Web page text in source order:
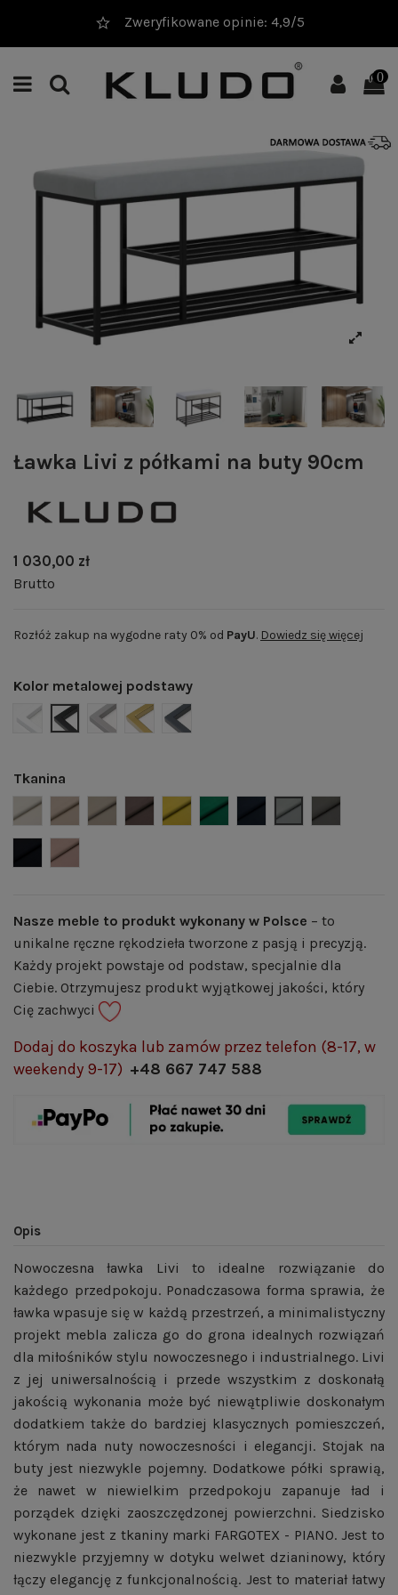
Zweryfikowane opinie: 4,9/5
0
Ławka Livi z półkami na buty 90cm
1 030,00 zł
Brutto
Rozłóż zakup na wygodne raty 0% od PayU. Dowiedz się więcej
Kolor metalowej podstawy
BIAŁY MAT | RAL 9003
CZARNY MAT | RAL 9005
SZARY MAT | RAL 7004
ZŁOTY POŁYSK | RAL 1036
GRAFITOWY MAT | RAL 7024
Tkanina
Welwet 02 - jasny beż
Welwet 03 - beż
Welwet 04 - ciemny beż
Welwet 05 - brąz
Welwet 07- musztardowy
Welwet 08 - butelkowa
Welwet 12 - granat
Welwet 14 -
Welwet 15
Welwet 16 - czarny
Welwet 22 - pudrowy róż
Nasze meble to produkt wykonany w Polsce – to
unikalne ręczne rękodzieła tworzone z pasją i precyzją.
Każdy projekt powstaje od podstaw, specjalnie dla
Ciebie. Otrzymujesz produkt wyjątkowej jakości, który
Cię zachwyci
Dodaj do koszyka lub zamów przez telefon (8-17, w
weekendy 9-17) +48 667 747 588
Opis
Nowoczesna ławka Livi to idealne rozwiązanie do
każdego przedpokoju. Ponadczasowa forma sprawia, że
ławka wpasuje się w każdą przestrzeń, a minimalistyczny
projekt mebla zalicza go do grona idealnych rozwiązań
dla miłośników stylu nowoczesnego i industrialnego. Livi
z jej uniwersalnością i przede wszystkim z doskonałą
jakością wykonania może być niewątpliwie doskonałym
dodatkiem także do bardziej klasycznych pomieszczeń,
którym nada nuty nowoczesności i elegancji. Stojak na
buty jest niezwykle pojemny. Dodatkowe półki sprawią,
że nawet w niewielkim przedpokoju zapanuje ład i
porządek dzięki zaoszczędzonej powierzchni. Siedzisko
wykonane jest z tkaniny marki FARGOTEX - PIANO. Jest to
niezwykle przyjemny w dotyku welwet dzianinowy, który
łączy elegancję z funkcjonalnością. Jest to materiał łatwy